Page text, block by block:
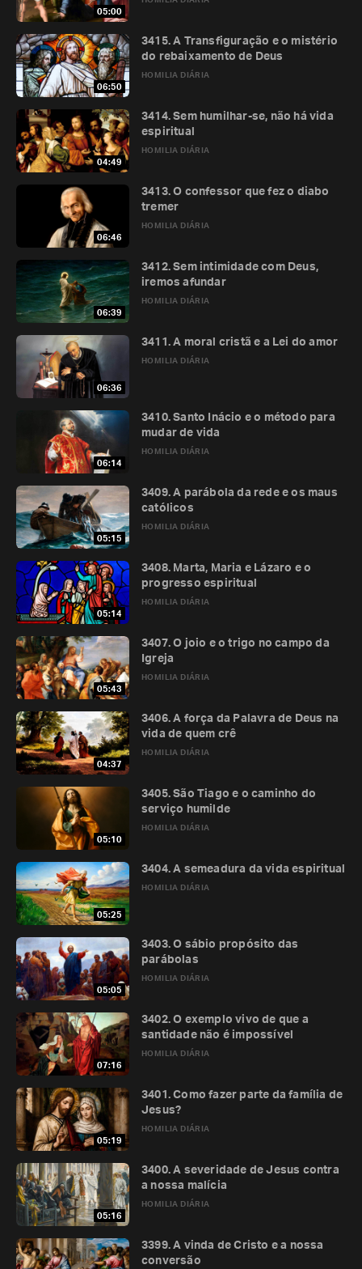
05:00
06:50
HOMILIA DIÁRIA
3415. A Transfiguração e o mistério
do rebaixamento de Deus
04:49
HOMILIA DIÁRIA
3414. Sem humilhar-se, não há vida
espiritual
06:46
HOMILIA DIÁRIA
3413. O confessor que fez o diabo
tremer
06:39
HOMILIA DIÁRIA
3412. Sem intimidade com Deus,
iremos afundar
06:36
HOMILIA DIÁRIA
3411. A moral cristã e a Lei do amor
06:14
HOMILIA DIÁRIA
3410. Santo Inácio e o método para
mudar de vida
05:15
HOMILIA DIÁRIA
3409. A parábola da rede e os maus
católicos
05:14
HOMILIA DIÁRIA
3408. Marta, Maria e Lázaro e o
progresso espiritual
05:43
HOMILIA DIÁRIA
3407. O joio e o trigo no campo da
Igreja
04:37
HOMILIA DIÁRIA
3406. A força da Palavra de Deus na
vida de quem crê
05:10
HOMILIA DIÁRIA
3405. São Tiago e o caminho do
serviço humilde
05:25
HOMILIA DIÁRIA
3404. A semeadura da vida espiritual
05:05
HOMILIA DIÁRIA
3403. O sábio propósito das
parábolas
07:16
HOMILIA DIÁRIA
3402. O exemplo vivo de que a
santidade não é impossível
05:19
HOMILIA DIÁRIA
3401. Como fazer parte da família de
Jesus?
05:16
HOMILIA DIÁRIA
3400. A severidade de Jesus contra
a nossa malícia
3399. A vinda de Cristo e a nossa
conversão